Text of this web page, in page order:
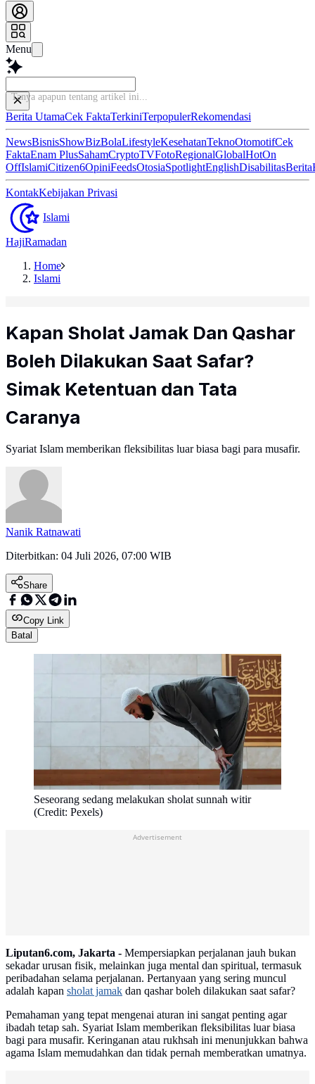
Menu
Tanya apa
Berita UtamaCek FaktaTerkiniTerpopulerRekomendasi
NewsBisnisShowBizBolaLifestyleKesehatanTeknoOtomotifCek
FaktaEnam PlusSahamCryptoTVFotoRegionalGlobalHotOn
OffIslamiCitizen6OpiniFeedsOtosiaSpotlightEnglishDisabilitasBerita
KontakKebijakan Privasi
Islami
HajiRamadan
Home
Islami
Kapan Sholat Jamak Dan Qashar
Boleh Dilakukan Saat Safar?
Simak Ketentuan dan Tata
Caranya
Syariat Islam memberikan fleksibilitas luar biasa bagi para musafir.
Nanik Ratnawati
Diterbitkan: 04 Juli 2026, 07:00 WIB
Share
Copy Link
Batal
Seseorang sedang melakukan sholat sunnah witir
(Credit: Pexels)
Liputan6.com, Jakarta - Mempersiapkan perjalanan jauh bukan
sekadar urusan fisik, melainkan juga mental dan spiritual, termasuk
peribadahan selama perjalanan. Pertanyaan yang sering muncul
adalah kapan sholat jamak dan qashar boleh dilakukan saat safar?
Pemahaman yang tepat mengenai aturan ini sangat penting agar
ibadah tetap sah. Syariat Islam memberikan fleksibilitas luar biasa
bagi para musafir. Keringanan atau rukhsah ini menunjukkan bahwa
agama Islam memudahkan dan tidak pernah memberatkan umatnya.